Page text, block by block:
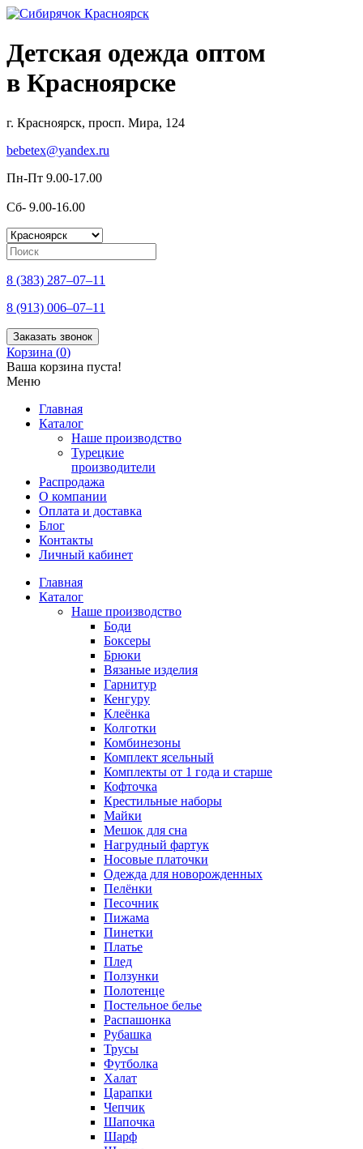
Детская одежда оптом
в Красноярске
г. Красноярск, просп. Мира, 124
bebetex@yandex.ru
Пн-Пт 9.00-17.00
Сб- 9.00-16.00
8 (383) 287–07–11
8 (913) 006–07–11
Заказать звонок
Корзина (0)
Ваша корзина пуста!
Меню
Главная
Каталог
Наше производство
Турецкие
производители
Распродажа
О компании
Оплата и доставка
Блог
Контакты
Личный кабинет
Главная
Каталог
Наше производство
Боди
Боксеры
Брюки
Вязаные изделия
Гарнитур
Кенгуру
Клеёнка
Колготки
Комбинезоны
Комплект ясельный
Комплекты от 1 года и старше
Кофточка
Крестильные наборы
Майки
Мешок для сна
Нагрудный фартук
Носовые платочки
Одежда для новорожденных
Пелёнки
Песочник
Пижама
Пинетки
Платье
Плед
Ползунки
Полотенце
Постельное белье
Распашонка
Рубашка
Трусы
Футболка
Халат
Царапки
Чепчик
Шапочка
Шарф